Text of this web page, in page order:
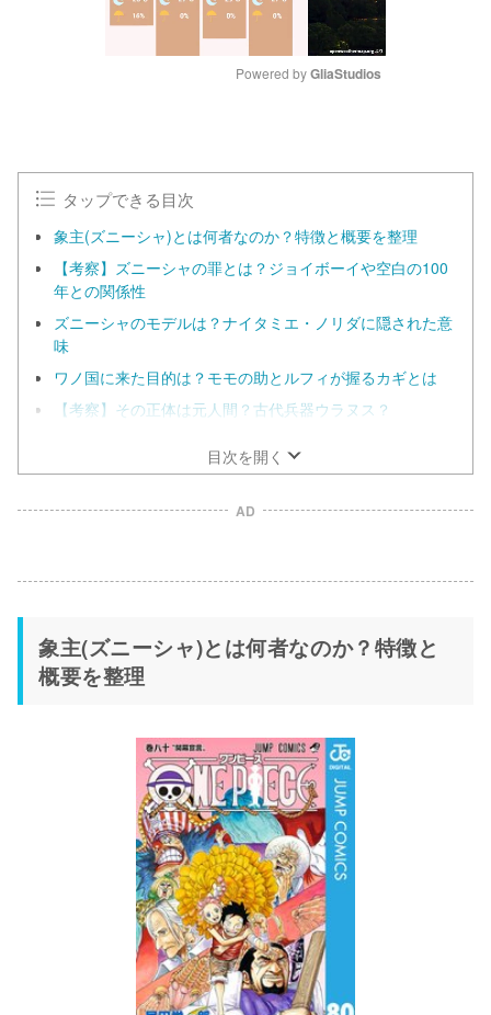
Powered by GliaStudios
タップできる目次
象主(ズニーシャ)とは何者なのか？特徴と概要を整理
【考察】ズニーシャの罪とは？ジョイボーイや空白の100
年との関係性
ズニーシャのモデルは？ナイタミエ・ノリダに隠された意
味
ワノ国に来た目的は？モモの助とルフィが握るカギとは
【考察】その正体は元人間？古代兵器ウラヌス？
目次を開く
AD
象主(ズニーシャ)とは何者なのか？特徴と
概要を整理